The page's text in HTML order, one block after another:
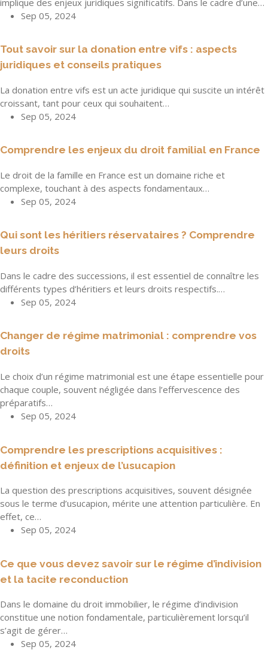
Sep 05, 2024
Tout savoir sur la donation entre vifs : aspects
juridiques et conseils pratiques
La donation entre vifs est un acte juridique qui suscite un intérêt
croissant, tant pour ceux qui souhaitent…
Sep 05, 2024
Comprendre les enjeux du droit familial en France
Le droit de la famille en France est un domaine riche et
complexe, touchant à des aspects fondamentaux…
Sep 05, 2024
Qui sont les héritiers réservataires ? Comprendre
leurs droits
Dans le cadre des successions, il est essentiel de connaître les
différents types d’héritiers et leurs droits respectifs.…
Sep 05, 2024
Changer de régime matrimonial : comprendre vos
droits
Le choix d’un régime matrimonial est une étape essentielle pour
chaque couple, souvent négligée dans l’effervescence des
préparatifs…
Sep 05, 2024
Comprendre les prescriptions acquisitives :
définition et enjeux de l’usucapion
La question des prescriptions acquisitives, souvent désignée
sous le terme d’usucapion, mérite une attention particulière. En
effet, ce…
Sep 05, 2024
Ce que vous devez savoir sur le régime d’indivision
et la tacite reconduction
Dans le domaine du droit immobilier, le régime d’indivision
constitue une notion fondamentale, particulièrement lorsqu’il
s’agit de gérer…
Sep 05, 2024